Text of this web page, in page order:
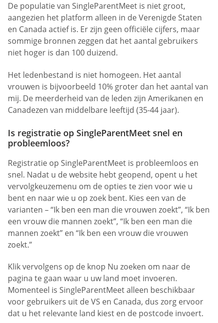
De populatie van SingleParentMeet is niet groot,
aangezien het platform alleen in de Verenigde Staten
en Canada actief is. Er zijn geen officiële cijfers, maar
sommige bronnen zeggen dat het aantal gebruikers
niet hoger is dan 100 duizend.
Het ledenbestand is niet homogeen. Het aantal
vrouwen is bijvoorbeeld 10% groter dan het aantal van
mij. De meerderheid van de leden zijn Amerikanen en
Canadezen van middelbare leeftijd (35-44 jaar).
Is registratie op SingleParentMeet snel en
probleemloos?
Registratie op SingleParentMeet is probleemloos en
snel. Nadat u de website hebt geopend, opent u het
vervolgkeuzemenu om de opties te zien voor wie u
bent en naar wie u op zoek bent. Kies een van de
varianten – “Ik ben een man die vrouwen zoekt”, “Ik ben
een vrouw die mannen zoekt”, “Ik ben een man die
mannen zoekt” en “Ik ben een vrouw die vrouwen
zoekt.”
Klik vervolgens op de knop Nu zoeken om naar de
pagina te gaan waar u uw land moet invoeren.
Momenteel is SingleParentMeet alleen beschikbaar
voor gebruikers uit de VS en Canada, dus zorg ervoor
dat u het relevante land kiest en de postcode invoert.